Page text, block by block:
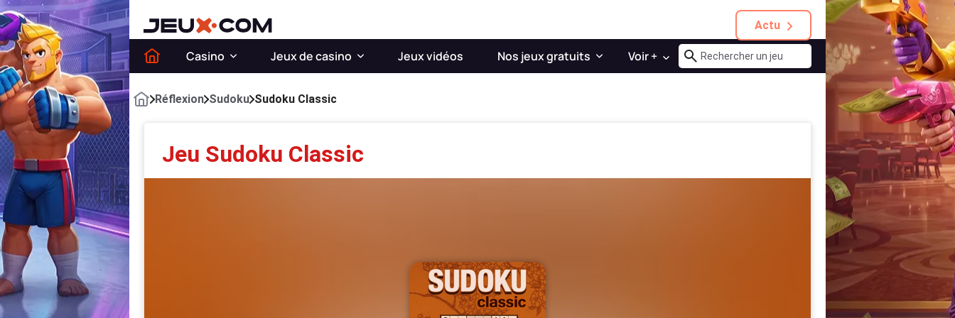
Actu
Casino Jeux de casino Jeux vidéos Nos jeux gratuits Voir +
Réflexion Sudoku Sudoku Classic
Jeu Sudoku Classic